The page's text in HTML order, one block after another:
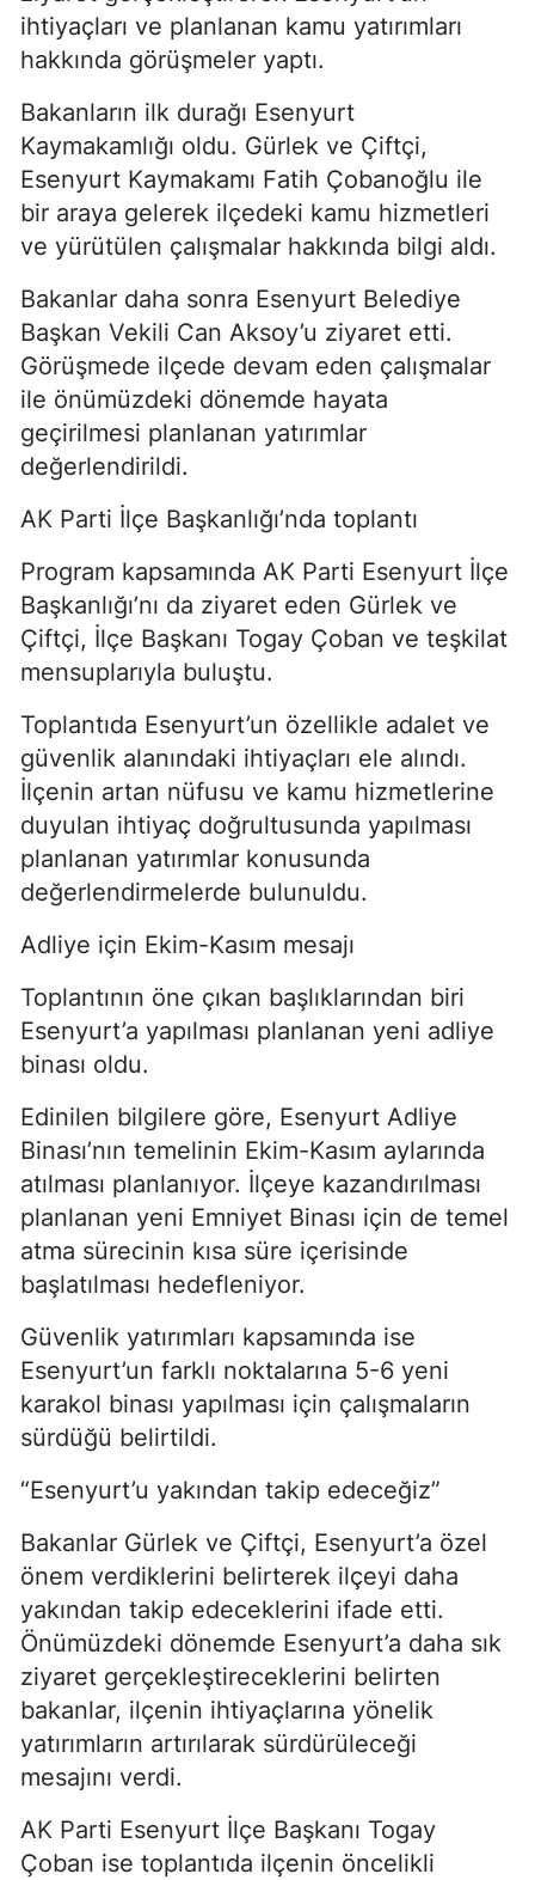
ihtiyaçları ve planlanan kamu yatırımları
hakkında görüşmeler yaptı.
Bakanların ilk durağı Esenyurt
Kaymakamlığı oldu. Gürlek ve Çiftçi,
Esenyurt Kaymakamı Fatih Çobanoğlu ile
bir araya gelerek ilçedeki kamu hizmetleri
ve yürütülen çalışmalar hakkında bilgi aldı.
Bakanlar daha sonra Esenyurt Belediye
Başkan Vekili Can Aksoy’u ziyaret etti.
Görüşmede ilçede devam eden çalışmalar
ile önümüzdeki dönemde hayata
geçirilmesi planlanan yatırımlar
değerlendirildi.
AK Parti İlçe Başkanlığı’nda toplantı
Program kapsamında AK Parti Esenyurt İlçe
Başkanlığı’nı da ziyaret eden Gürlek ve
Çiftçi, İlçe Başkanı Togay Çoban ve teşkilat
mensuplarıyla buluştu.
Toplantıda Esenyurt’un özellikle adalet ve
güvenlik alanındaki ihtiyaçları ele alındı.
İlçenin artan nüfusu ve kamu hizmetlerine
duyulan ihtiyaç doğrultusunda yapılması
planlanan yatırımlar konusunda
değerlendirmelerde bulunuldu.
Adliye için Ekim-Kasım mesajı
Toplantının öne çıkan başlıklarından biri
Esenyurt’a yapılması planlanan yeni adliye
binası oldu.
Edinilen bilgilere göre, Esenyurt Adliye
Binası’nın temelinin Ekim-Kasım aylarında
atılması planlanıyor. İlçeye kazandırılması
planlanan yeni Emniyet Binası için de temel
atma sürecinin kısa süre içerisinde
başlatılması hedefleniyor.
Güvenlik yatırımları kapsamında ise
Esenyurt’un farklı noktalarına 5-6 yeni
karakol binası yapılması için çalışmaların
sürdüğü belirtildi.
“Esenyurt’u yakından takip edeceğiz”
Bakanlar Gürlek ve Çiftçi, Esenyurt’a özel
önem verdiklerini belirterek ilçeyi daha
yakından takip edeceklerini ifade etti.
Önümüzdeki dönemde Esenyurt’a daha sık
ziyaret gerçekleştireceklerini belirten
bakanlar, ilçenin ihtiyaçlarına yönelik
yatırımların artırılarak sürdürüleceği
mesajını verdi.
AK Parti Esenyurt İlçe Başkanı Togay
Çoban ise toplantıda ilçenin öncelikli